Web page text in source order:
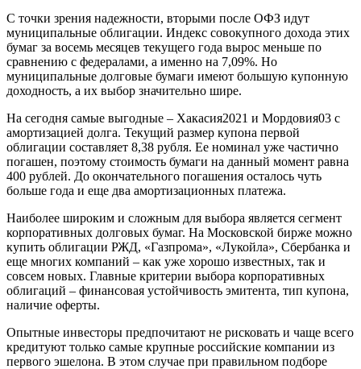
С точки зрения надежности, вторыми после ОФЗ идут
муниципальные облигации. Индекс совокупного дохода этих
бумаг за восемь месяцев текущего года вырос меньше по
сравнению с федералами, а именно на 7,09%. Но
муниципальные долговые бумаги имеют большую купонную
доходность, а их выбор значительно шире.
На сегодня самые выгодные – Хакасия2021 и Мордовия03 с
амортизацией долга. Текущий размер купона первой
облигации составляет 8,38 рубля. Ее номинал уже частично
погашен, поэтому стоимость бумаги на данный момент равна
400 рублей. До окончательного погашения осталось чуть
больше года и еще два амортизационных платежа.
Наиболее широким и сложным для выбора является сегмент
корпоративных долговых бумаг. На Московской бирже можно
купить облигации РЖД, «Газпрома», «Лукойла», Сбербанка и
еще многих компаний – как уже хорошо известных, так и
совсем новых. Главные критерии выбора корпоративных
облигаций – финансовая устойчивость эмитента, тип купона,
наличие оферты.
Опытные инвесторы предпочитают не рисковать и чаще всего
кредитуют только самые крупные российские компании из
первого эшелона. В этом случае при правильном подборе